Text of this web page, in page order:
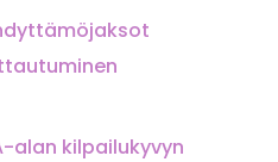
alan kilpailukyvyn